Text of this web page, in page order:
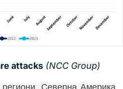
attacks (NCC Group)
Северна Америка